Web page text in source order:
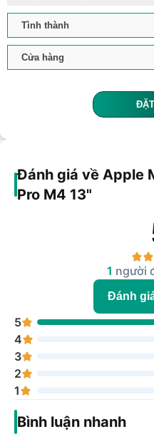
Đánh giá về Apple
Pro M4 13"
1 người
Đánh
5
4
3
2
1
Bình luận nhanh